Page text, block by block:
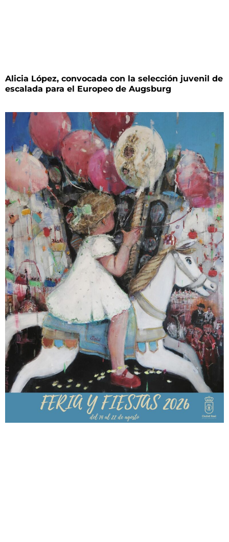
Alicia López, convocada con la selección juvenil de
escalada para el Europeo de Augsburg